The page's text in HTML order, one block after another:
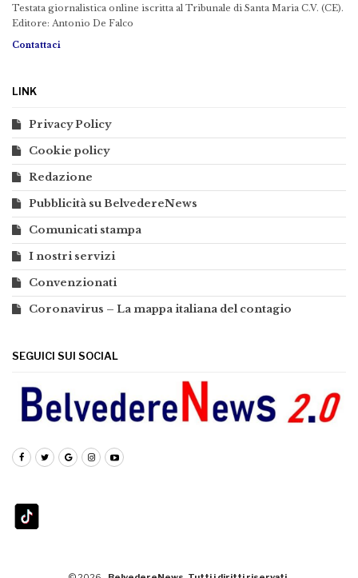
Testata giornalistica online iscritta al Tribunale di Santa Maria C.V. (CE).
Editore: Antonio De Falco
Contattaci
LINK
Privacy Policy
Cookie policy
Redazione
Pubblicità su BelvedereNews
Comunicati stampa
I nostri servizi
Convenzionati
Coronavirus – La mappa italiana del contagio
SEGUICI SUI SOCIAL